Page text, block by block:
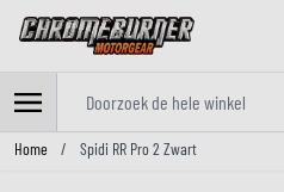
Ga naar de inhoud
Home / Spidi RR Pro 2 Zwart